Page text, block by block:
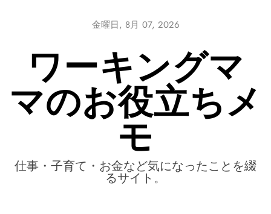
金曜日, 8月 07, 2026
ワーキングマ
マのお役立ちメ
モ
仕事・子育て・お金など気になったことを綴
るサイト。